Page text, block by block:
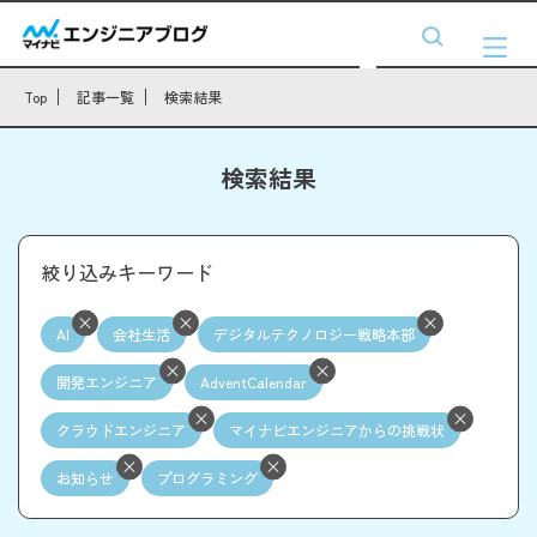
Top 記事一覧 検索結果
検索結果
絞り込みキーワード
AI 会社生活 デジタルテクノロジー戦略本部
開発エンジニア AdventCalendar
クラウドエンジニア マイナビエンジニアからの挑戦状
お知らせ プログラミング